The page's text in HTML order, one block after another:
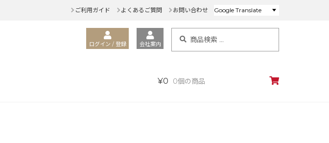
ご利用ガイド よくあるご質問 お問い合わせ
ログイン / 登録 会社案内
¥0 0個の商品